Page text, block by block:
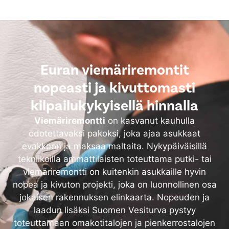
Euran viemäriremontit
nopeasti ja kivuttomasti
kilpailukykyisellä hinnalla
Viemäriremontti on kasvanut kauhulla
odotettavaksi pakoksi, joka ajaa asukkaat
evakkoon ja maksaa maltaita. Nykypäiväisillä
tekniikoilla ammattilaisten toteuttama putki- tai
viemäriremontti on kuitenkin asukkaille hyvin
nopea ja kivuton projekti, joka on luonnollinen osa
jokaisen rakennuksen elinkaarta. Nopeuden ja
laadun lisäksi Suomen Vesiturva pystyy
toteuttamaan omakotitalojen ja pienkerrostalojen